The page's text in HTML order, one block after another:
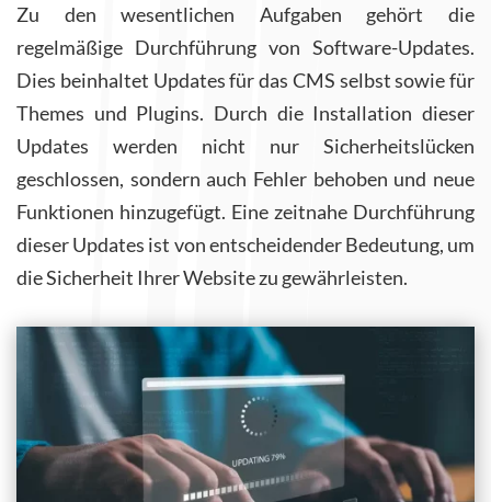
Zu den wesentlichen Aufgaben gehört die
regelmäßige Durchführung von Software-Updates.
Dies beinhaltet Updates für das CMS selbst sowie für
Themes und Plugins. Durch die Installation dieser
Updates werden nicht nur Sicherheitslücken
geschlossen, sondern auch Fehler behoben und neue
Funktionen hinzugefügt. Eine zeitnahe Durchführung
dieser Updates ist von entscheidender Bedeutung, um
die Sicherheit Ihrer Website zu gewährleisten.